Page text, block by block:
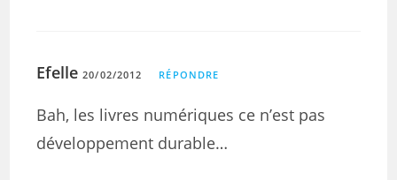
Efelle 20/02/2012 RÉPONDRE
Bah, les livres numériques ce n’est pas
développement durable…